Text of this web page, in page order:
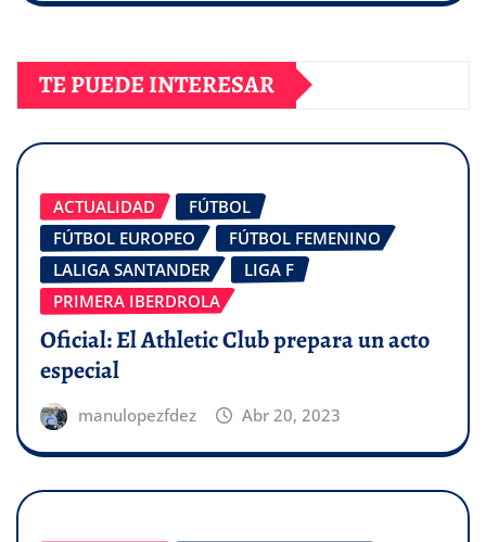
TE PUEDE INTERESAR
ACTUALIDAD
FÚTBOL
FÚTBOL EUROPEO
FÚTBOL FEMENINO
LALIGA SANTANDER
LIGA F
PRIMERA IBERDROLA
Oficial: El Athletic Club prepara un acto
especial
manulopezfdez Abr 20, 2023